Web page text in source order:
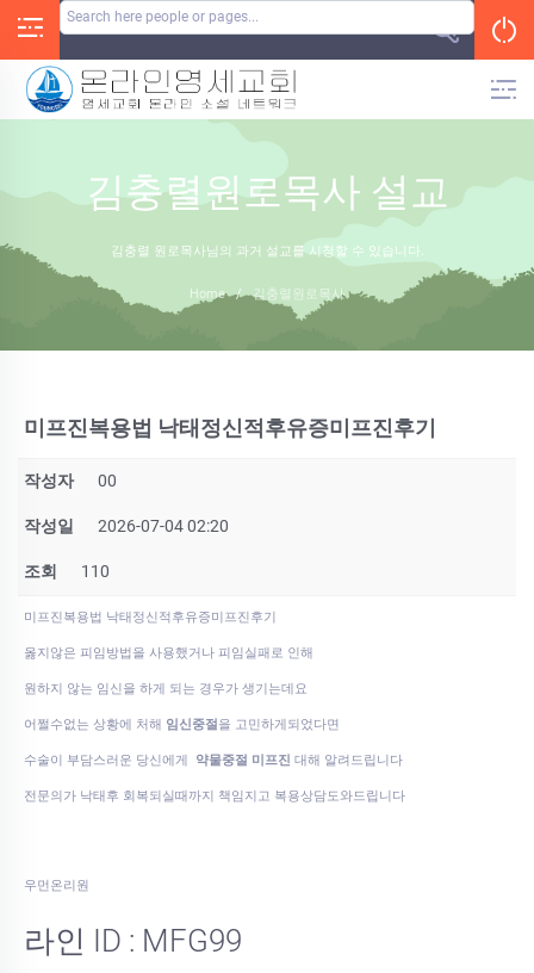
김충렬원로목사 설교
김충렬 원로목사님의 과거 설교를 시청할 수 있습니다.
Home / 김충렬원로목사
미프진복용법 낙태정신적후유증미­프진후기
작성자 00
작성일 2026-07-04 02:20
조회 110
미프진복용법 낙태정신적후유증미­프진후기
옳지않은 피임방법을 사용했거나 피임실패로 인해
원하지 않는 임신을 하게 되는 경우가 생기는데요
어쩔수없는 상황에 처해 임신중절을 고민하게되었다면
수술이 부담스러운 당신에게 약물중절 미프진 대해 알려드립니다
전문의가 낙태후 회복되실때까지 책임지고 복용상담도와드립니다
우먼온리원
라인 ID : MFG99